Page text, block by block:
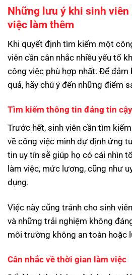
Những lưu ý khi sinh viên
việc làm thêm
Khi quyết định tìm kiếm một
viên cần cân nhắc nhiều yếu tố
công việc phù hợp nhất. Để đảm
quả, hãy chú ý đến những điểm
Tìm kiếm thông tin đáng tin cậy
Trước hết, sinh viên cần tìm
về công việc mình dự định ứng
tin uy tín sẽ giúp họ có cái nhìn
làm việc, mức lương, cũng như
dụng.
Việc này cũng tránh cho sinh
và những trải nghiệm không
môi trường không an toàn hoặc
Cân nhắc về thời gian làm việc